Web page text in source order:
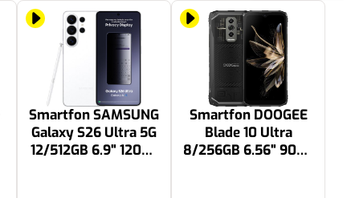
Smartfon SAMSUNG
Galaxy S26 Ultra 5G
12/512GB 6.9" 120Hz
Smartfon DOOGEE
Blade 10 Ultra
8/256GB 6.56" 90Hz